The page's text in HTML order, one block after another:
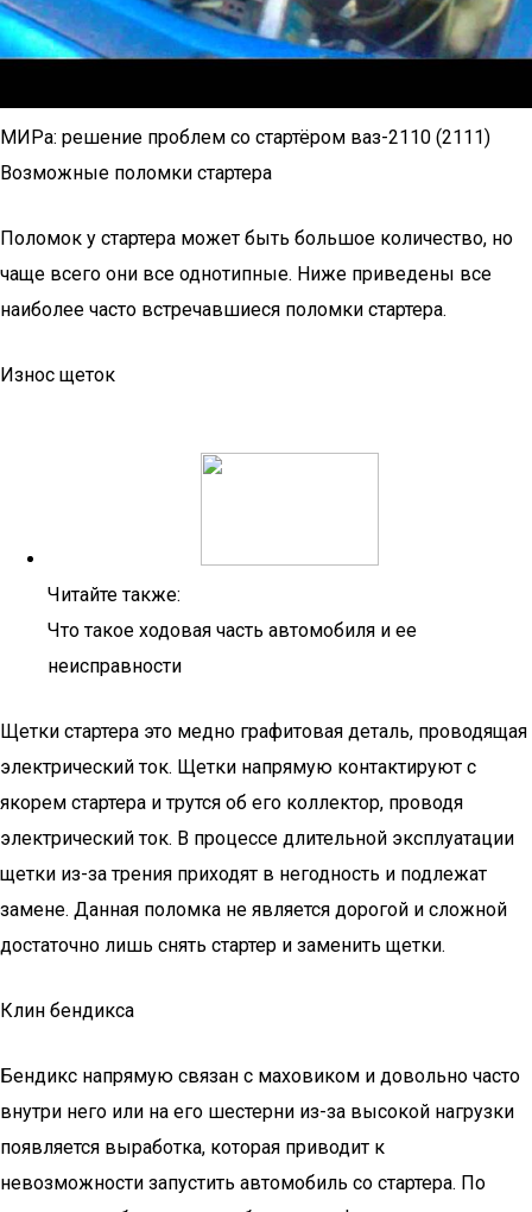
МИРа: решение проблем со стартёром ваз-2110 (2111)
Возможные поломки стартера
Поломок у стартера может быть большое количество, но
чаще всего они все однотипные. Ниже приведены все
наиболее часто встречавшиеся поломки стартера.
Износ щеток
Читайте также:
Что такое ходовая часть автомобиля и ее
неисправности
Щетки стартера это медно графитовая деталь, проводящая
электрический ток. Щетки напрямую контактируют с
якорем стартера и трутся об его коллектор, проводя
электрический ток. В процессе длительной эксплуатации
щетки из-за трения приходят в негодность и подлежат
замене. Данная поломка не является дорогой и сложной
достаточно лишь снять стартер и заменить щетки.
Клин бендикса
Бендикс напрямую связан с маховиком и довольно часто
внутри него или на его шестерни из-за высокой нагрузки
появляется выработка, которая приводит к
невозможности запустить автомобиль со стартера. По